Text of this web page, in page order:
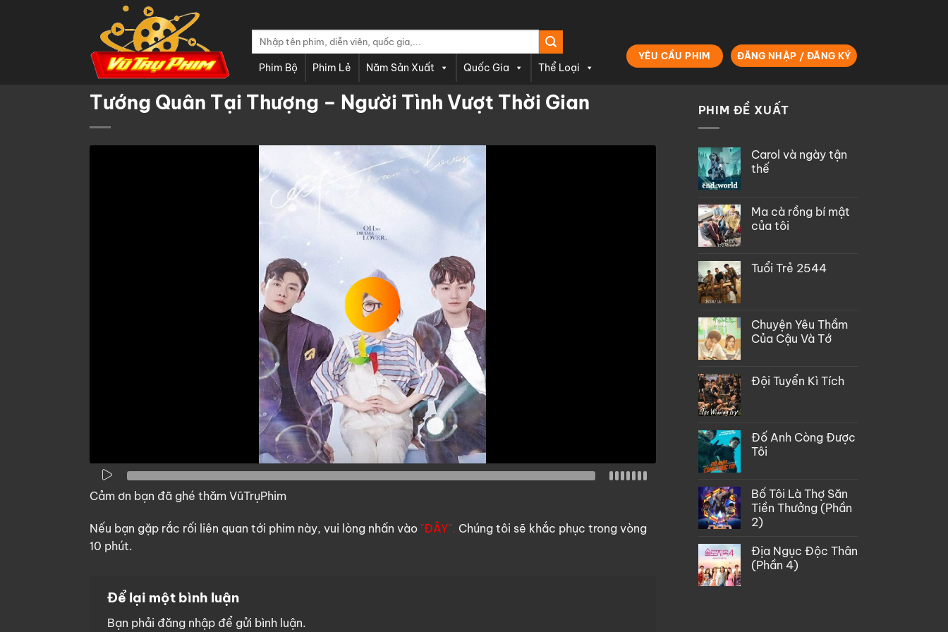
Tìm
Phim Bộ Phim Lẻ Năm Sản Xuất Quốc Gia Thể Loại
YÊU CẦU PHIM ĐĂNG NHẬP / ĐĂNG KÝ
Tướng Quân Tại Thượng – Người Tình Vượt Thời Gian
Cảm ơn bạn đã ghé thăm VũTrụPhim
Nếu bạn gặp rắc rối liên quan tới phim này, vui lòng nhấn vào "ĐÂY". Chúng tôi sẽ khắc phục trong vòng
10 phút.
Để lại một bình luận
Bạn phải đăng nhập để gửi bình luận.
PHIM ĐỀ XUẤT
Carol và ngày tận
thế
Ma cà rồng bí mật
của tôi
Tuổi Trẻ 2544
Chuyện Yêu Thầm
Của Cậu Và Tớ
Đội Tuyển Kì Tích
Đố Anh Còng Được
Tôi
Bố Tôi Là Thợ Săn
Tiền Thưởng (Phần
2)
Địa Ngục Độc Thân
(Phần 4)